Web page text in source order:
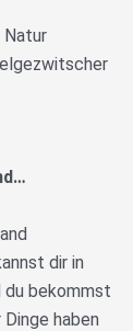
Natur
dir in
du bekommst
haben